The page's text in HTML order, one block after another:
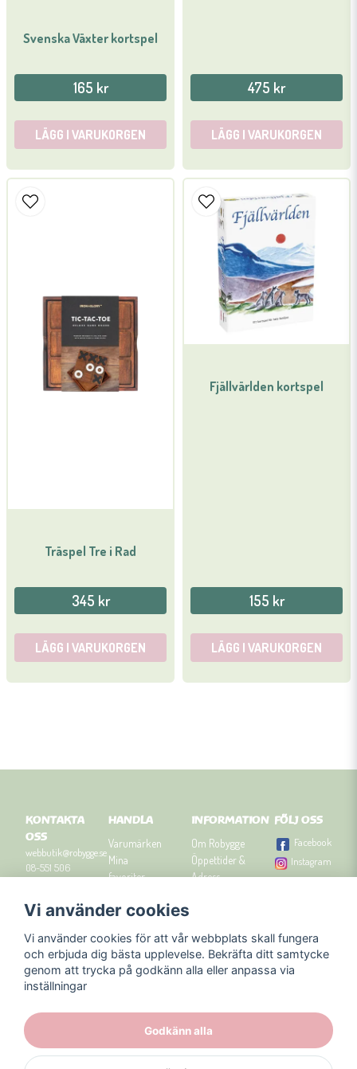
Svenska Växter kortspel
165 kr
LÄGG I VARUKORGEN
475 kr
LÄGG I VARUKORGEN
Träspel Tre i Rad
345 kr
LÄGG I VARUKORGEN
Fjällvärlden kortspel
155 kr
LÄGG I VARUKORGEN
KONTAKTA
OSS
webbutik@robygge.se
08-551 506
Orgnummer: 556463-
HANDLA
Varumärken
Mina
favoriter
Om cookies
Presenttips
INFORMATION
Om Robygge
Öppettider &
Adress
Kontakta oss
Nyhetsbrev
Blogg
FÖLJ OSS
Facebook
Instagram
Vi använder cookies
Vi använder cookies för att vår webbplats skall fungera
och erbjuda dig bästa upplevelse. Bekräfta ditt samtycke
genom att trycka på godkänn alla eller anpassa via
inställningar
Godkänn alla